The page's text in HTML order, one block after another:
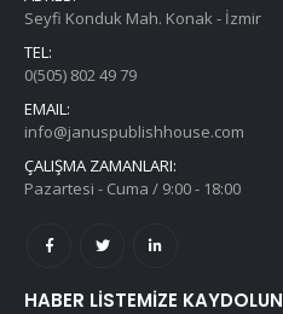
Seyfi Konduk Mah. Konak - İzmir
TEL:
0(505) 802 49 79
EMAIL:
info@januspublishhouse.com
ÇALIŞMA ZAMANLARI:
Pazartesi - Cuma / 9:00 - 18:00
HABER LISTEMIZE KAYDOLUN